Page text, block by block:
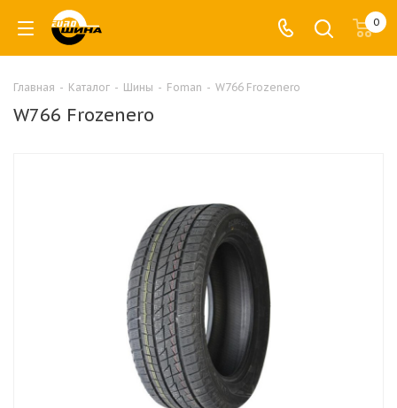
0
Главная - Каталог - Шины - Foman - W766 Frozenero
W766 Frozenero